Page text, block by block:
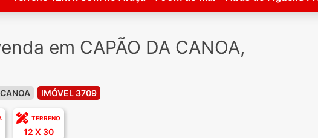
em CAPÃO DA CANOA,
IMÓVEL 3709
TERRENO
12 X 30